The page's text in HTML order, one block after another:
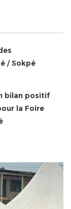
/ Sokpé
bilan positif
la Foire